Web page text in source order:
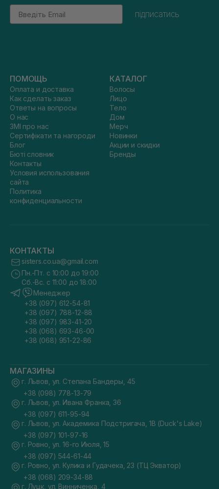
Email
підписатись
ПОМОЩЬ
Оплата и доставка
Как сделать заказ
Ответы на вопросы
О нас
ЗМІ про нас
Сертифікати та нагороди
Блог
Бюті словник
Контакты
Условия использования
сайта
Политика
конфиденциальности
КАТАЛОГ
Волосы
Лицо
Тело
Дом
Мерч
Новинки
Акции и скидки
Бренды
КОНТАКТЫ
sisters.co.ua@gmail.com
Пн.-Пт. с 10:00 до 19:00
Сб.-Вс. с 11:00 до 18:00
Менеджер
+38 (097) 612-54-81
+38 (097) 788-12-88
+38 (097) 983-41-20
+38 (068) 693-46-00
+38 (068) 951-22-86
МАГАЗИНЫ
г. Львов, ул. Степана Бандеры, 45
+38 (098) 778-13-79
г. Львов, ул. Ивана Франка, 36
+38 (097) 611-95-94
г. Львов, ул. Академика Подстригача, 1В (Duck's Lake)
+38 (097) 101-97-16
г. Ровно, ул. 16-го Июля, 15
+38 (097) 544-61-44
г. Ровно, ул. Кулика и Гудачека, 23 (ТЦ Экватор)
+38 (068) 209-34-88
г. Луцк, ул. Винниченка, 4